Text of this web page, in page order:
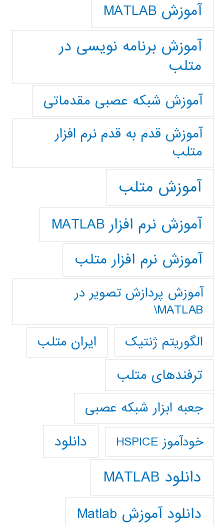
آموزش MATLAB
آموزش برنامه نویسی در
متلب
آموزش شبکه عصبی مقدماتی
آموزش قدم به قدم نرم افزار
متلب
آموزش متلب
آموزش نرم افزار MATLAB
آموزش نرم افزار متلب
آموزش پردازش تصوير در
MATLAB\
الگوریتم ژنتیک
ایران متلب
ترفندهای متلب
جعبه ابزار شبکه عصبی
خودآموز HSPICE دانلود
دانلود MATLAB
دانلود آموزش Matlab